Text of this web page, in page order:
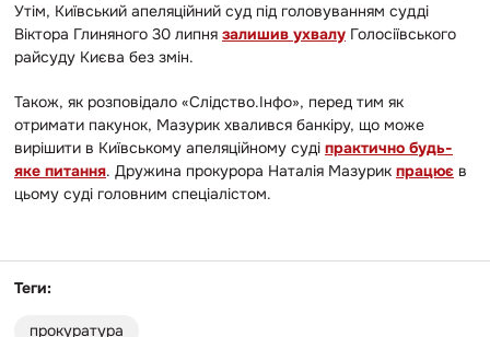
Утім, Київський апеляційний суд під головуванням судді
Віктора Глиняного 30 липня залишив ухвалу Голосіївського
райсуду Києва без змін.
Також, як розповідало «Слідство.Інфо», перед тим як
отримати пакунок, Мазурик хвалився банкіру, що може
вирішити в Київському апеляційному суді практично будь-
яке питання. Дружина прокурора Наталія Мазурик працює в
цьому суді головним спеціалістом.
Теги:
прокуратура